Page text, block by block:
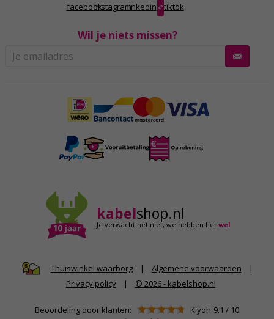
facebookinstagramlinkedin tiktok
Wil je niets missen?
kabelshop.nl
Je verwacht het niet,we hebben hetwel
Thuiswinkel waarborg | Algemene voorwaarden
|
Privacy policy
| © 2026 - kabelshop.nl
Beoordeling door klanten: Kiyoh 9.1 / 10